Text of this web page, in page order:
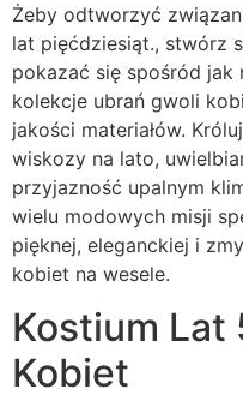
Żeby odtworzyć
lat pięćdziesiąt., stwórz
pokazać się spośród jak
kolekcje ubrań gwoli
jakości materiałów.
wiskozy na lato,
przyjazność upalnym
wielu modowych misji
pięknej, eleganckiej i
kobiet na wesele.
Kostium Lat
Kobiet